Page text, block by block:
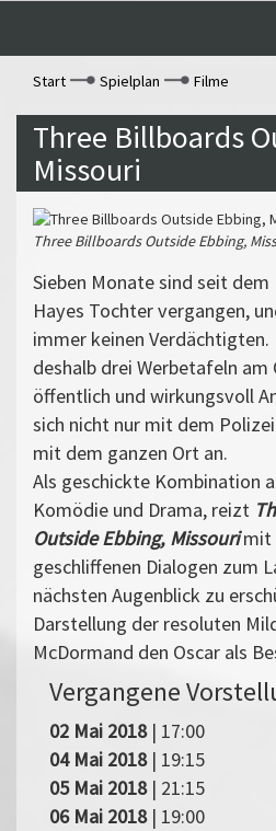
Start
Spielplan Filme
Three Billboards
Missouri
Three Billboards Outside Ebbing,
Sieben Monate sind seit
Hayes Tochter vergangen,
immer keinen
deshalb drei Werbetafeln
öffentlich und wirkungsvoll
sich nicht nur mit dem
mit dem ganzen Ort an.
Als geschickte Kombination
Komödie und Drama, reizt
Outside Ebbing, Missouri mit
geschliffenen Dialogen zum
nächsten Augenblick zu
Darstellung der resoluten
McDormand den Oscar als
Vergangene
02 Mai 2018| 17:00
04 Mai 2018| 19:15
05 Mai 2018| 21:15
06 Mai 2018| 19:00